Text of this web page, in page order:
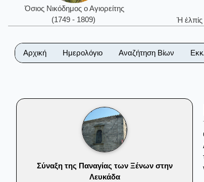
Όσιος Νικόδημος ο Αγιορείτης
(1749 - 1809)
Ἡ
Αρχική Ημερολόγιο Αναζήτηση Βίων
Σύναξη της Παναγίας των Ξένων στην
Λευκάδα